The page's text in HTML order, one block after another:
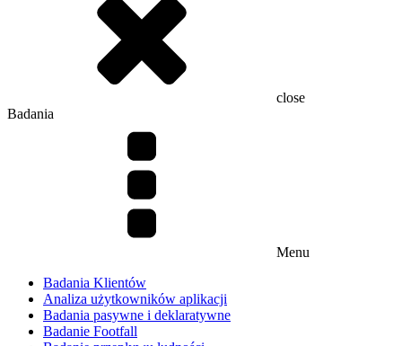
close
Badania
Menu
Badania Klientów
Analiza użytkowników aplikacji
Badania pasywne i deklaratywne
Badanie Footfall